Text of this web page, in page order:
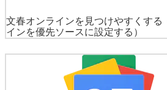
文春オンラインを見つけやすくする
インを優先ソースに設定する）